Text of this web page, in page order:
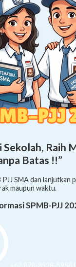
Sekolah, Raih
Batas !!”
SMA dan lanjutkan
maupun waktu.
SPMB-PJJ